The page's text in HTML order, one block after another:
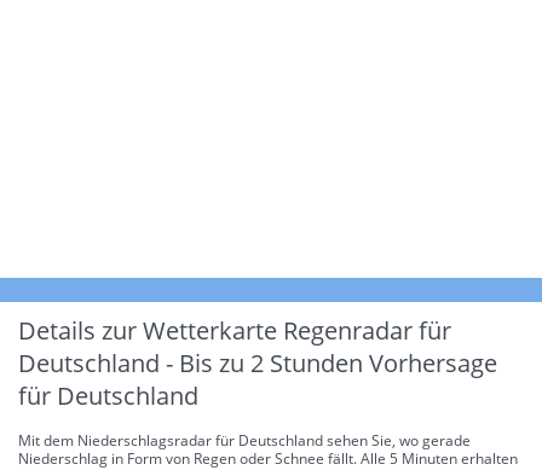
Details zur Wetterkarte Regenradar für
Deutschland - Bis zu 2 Stunden Vorhersage
für Deutschland
Mit dem Niederschlagsradar für Deutschland sehen Sie, wo gerade
Niederschlag in Form von Regen oder Schnee fällt. Alle 5 Minuten erhalten